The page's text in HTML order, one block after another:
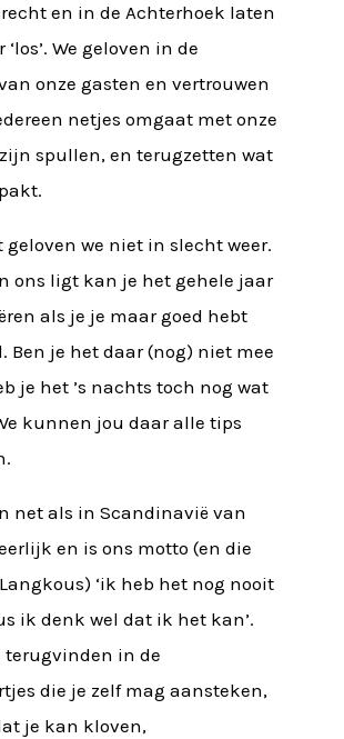
en in de Achterhoek laten
‘los’. We geloven in de
onze gasten en vertrouwen
netjes omgaat met onze
spullen, en terugzetten wat
geloven we niet in slecht weer.
ons ligt kan je het gehele jaar
als je je maar goed hebt
Ben je het daar (nog) niet mee
je het ’s nachts toch nog wat
kunnen jou daar alle tips
net als in Scandinavië van
en is ons motto (en die
‘ik heb het nog nooit
ik denk wel dat ik het kan’.
terugvinden in de
die je zelf mag aansteken,
je kan kloven,